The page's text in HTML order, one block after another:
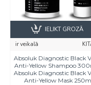
ir veikalā
Absoluk Diagnostic Black
Anti-Yellow Shampoo
Absoluk Diagnostic Black
Anti-Yellow Mask
IELIKT GROZĀ